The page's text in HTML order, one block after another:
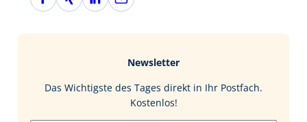
a
i
i
I
-
Newsletter
Das Wichtigste des Tages direkt in Ihr Postfach.
Kostenlos!